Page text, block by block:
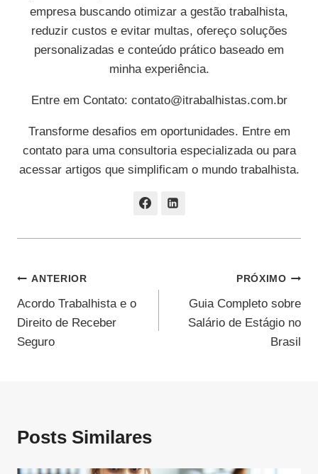
empresa buscando otimizar a gestão trabalhista,
reduzir custos e evitar multas, ofereço soluções
personalizadas e conteúdo prático baseado em
minha experiência.
Entre em Contato: contato@itrabalhistas.com.br
Transforme desafios em oportunidades. Entre em
contato para uma consultoria especializada ou para
acessar artigos que simplificam o mundo trabalhista.
Navegação
De
Post
ANTERIOR
Acordo Trabalhista e o
Direito de Receber
Seguro
PRÓXIMO
Guia Completo sobre
Salário de Estágio no
Brasil
Posts Similares